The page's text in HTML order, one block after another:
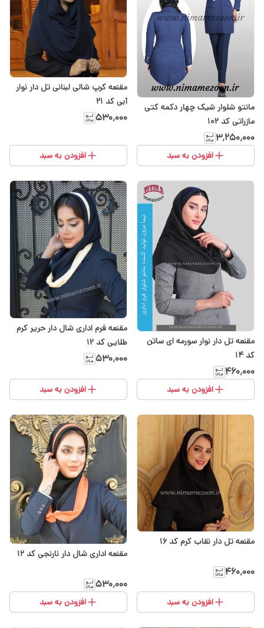
مانتو شلوار شیک چهار دکمه کتی
مازراتی کد 102
۳٬۲۵۰٬۰۰۰
افزودن به سبد
مقنعه کرپ شالی لبنانی تل دار نوار
آبی کد 21
۵۳۰٬۰۰۰
افزودن به سبد
مقنعه تل دار نوار سورمه ای ساتن
کد ۱۴
۴۶۰٬۰۰۰
افزودن به سبد
مقنعه فرم اداری شال دار حریر کرم
طلایی کد 12
۵۳۰٬۰۰۰
افزودن به سبد
مقنعه تل دار نقاب کرم کد 16
۴۶۰٬۰۰۰
افزودن به سبد
مقنعه اداری شال دار نارنجی کد 12
۵۳۰٬۰۰۰
افزودن به سبد